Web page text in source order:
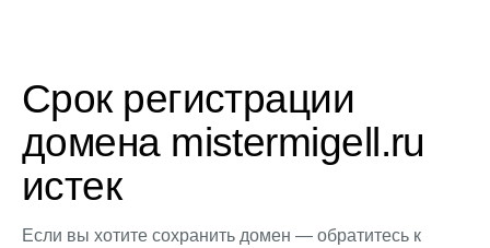
Срок регистрации
домена mistermigell.ru
истек
Если вы хотите сохранить домен — обратитесь к